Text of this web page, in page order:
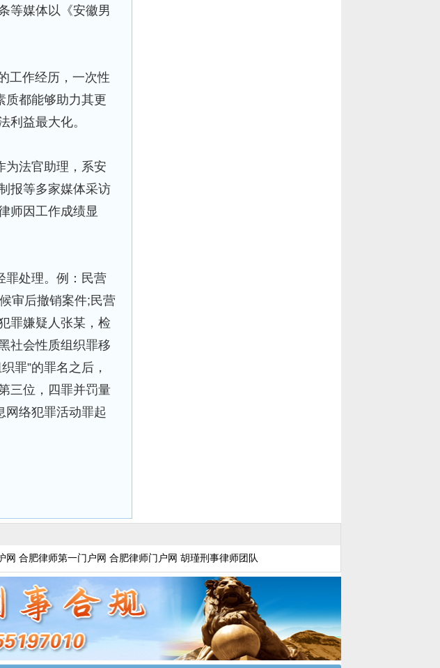
等媒体以《安徽男
工作经历，一次性
质都能够助力其更
利益最大化。
法官助理，系安
报等多家媒体采访
师因工作成绩显
处理。例：民营
审后撤销案件;民营
罪嫌疑人张某，检
社会性质组织罪移
罪”的罪名之后，
三位，四罪并罚量
网络犯罪活动罪起
网 合肥律师第一门户网 合肥律师门户网 胡瑾刑事律师团队